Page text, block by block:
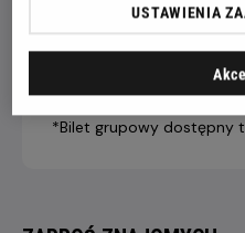
*Bilet grupowy dostępny
USTAWIENIA